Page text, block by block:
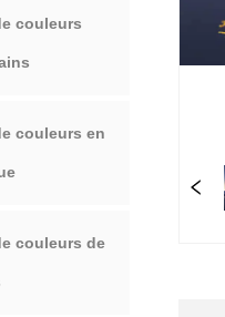
couleurs
couleurs en
couleurs de